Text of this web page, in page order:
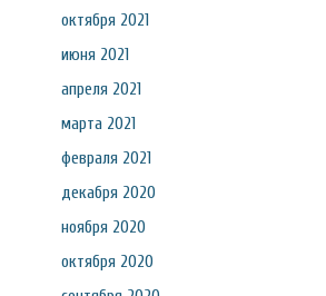
октября 2021
июня 2021
апреля 2021
марта 2021
февраля 2021
декабря 2020
ноября 2020
октября 2020